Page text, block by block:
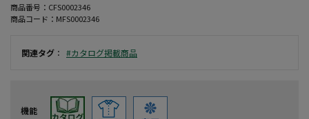
商品番号： CFS0002346
商品コード： MFS0002346
関連タグ ： #カタログ掲載商品
機能